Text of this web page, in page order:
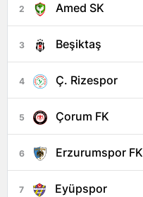
2 Amed SK
3 Beşiktaş
4 Ç. Rizespor
5 Çorum FK
6 Erzurumspor FK
7 Eyüpspor